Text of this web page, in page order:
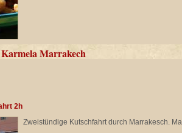
Marrakech
2h
Zweistündige Kutschfahrt durch Marrakesch.